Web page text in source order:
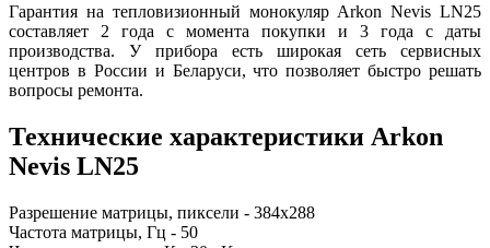
Гарантия на тепловизионный монокуляр Arkon Nevis LN25
составляет 2 года с момента покупки и 3 года с даты
производства. У прибора есть широкая сеть сервисных
центров в России и Беларуси, что позволяет быстро решать
вопросы ремонта.
Технические характеристики Arkon
Nevis LN25
Разрешение матрицы, пиксели - 384x288
Частота матрицы, Гц - 50